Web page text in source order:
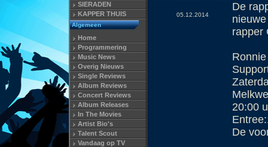
SIERADEN
KAPPER THUIS
Algemeen
Home
Programmering
Music News
Overig Nieuws
Single Reviews
Album Reviews
Concert Reviews
Album Releases
In The Movies
Artist Bio's
Talent Scout
Vandaag op TV
05.12.2014
De
rapper
20:00
De